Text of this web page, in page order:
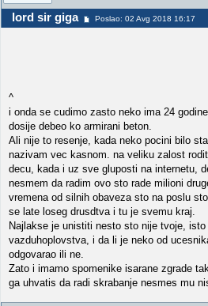
lord sir giga Poslao: 02 Avg 2018 16:17
^
i onda se cudimo zasto neko ima 24
dosije debeo ko armirani beton.
Ali nije to resenje, kada neko pocini bilo
nazivam vec kasnom. na veliku zalost
decu, kada i uz sve gluposti na internetu,
nesmem da radim ovo sto rade milioni
vremena od silnih obaveza sto na poslu
se late loseg drusdtva i tu je svemu kraj.
Najlakse je unistiti nesto sto nije tvoje,
vazduhoplovstva, i da li je neko od
odgovarao ili ne.
Zato i imamo spomenike isarane zgrade
ga uhvatis da radi skrabanje nesmes mu